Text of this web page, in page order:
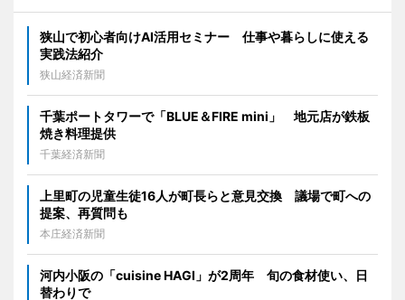
狭山で初心者向けAI活用セミナー 仕事や暮らしに使える
実践法紹介
狭山経済新聞
千葉ポートタワーで「BLUE＆FIRE mini」 地元店が鉄板
焼き料理提供
千葉経済新聞
上里町の児童生徒16人が町長らと意見交換 議場で町への
提案、再質問も
本庄経済新聞
河内小阪の「cuisine HAGI」が2周年 旬の食材使い、日
替わりで